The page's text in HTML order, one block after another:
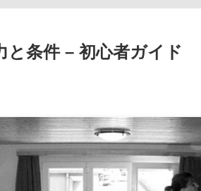
と条件 – 初心者ガイド